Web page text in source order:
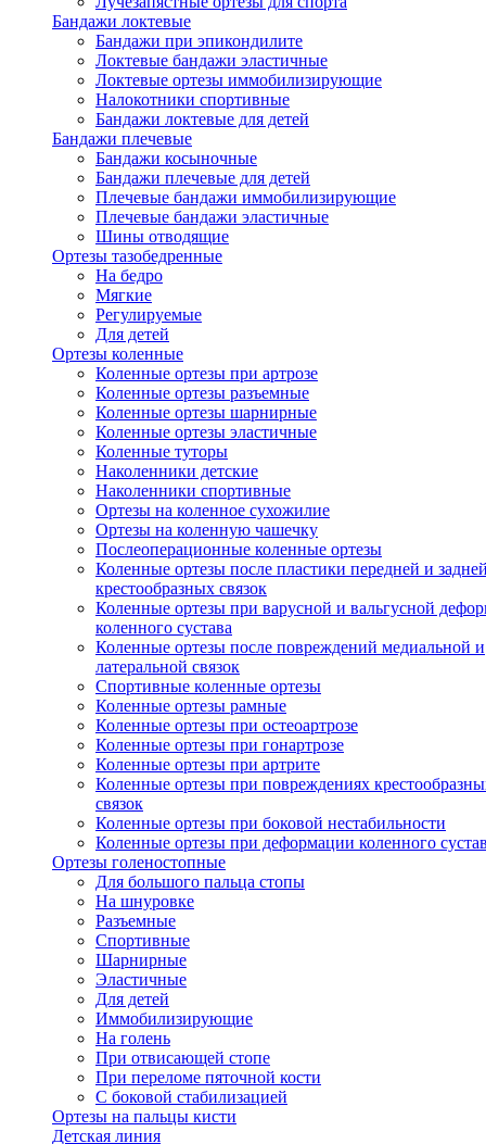
Бандажи локтевые
Бандажи при эпикондилите
Локтевые бандажи эластичные
Локтевые ортезы иммобилизирующие
Налокотники спортивные
Бандажи локтевые для детей
Бандажи плечевые
Бандажи косыночные
Бандажи плечевые для детей
Плечевые бандажи иммобилизирующие
Плечевые бандажи эластичные
Шины отводящие
Ортезы тазобедренные
На бедро
Мягкие
Регулируемые
Для детей
Ортезы коленные
Коленные ортезы при артрозе
Коленные ортезы разъемные
Коленные ортезы шарнирные
Коленные ортезы эластичные
Коленные туторы
Наколенники детские
Наколенники спортивные
Ортезы на коленное сухожилие
Ортезы на коленную чашечку
Послеоперационные коленные ортезы
Коленные ортезы после пластики передней и
крестообразных связок
Коленные ортезы при варусной и вальгусной
коленного сустава
Коленные ортезы после повреждений медиальной и
латеральной связок
Спортивные коленные ортезы
Коленные ортезы рамные
Коленные ортезы при остеоартрозе
Коленные ортезы при гонартрозе
Коленные ортезы при артрите
Коленные ортезы при повреждениях
связок
Коленные ортезы при боковой нестабильности
Коленные ортезы при деформации коленного
Ортезы голеностопные
Для большого пальца стопы
На шнуровке
Разъемные
Спортивные
Шарнирные
Эластичные
Для детей
Иммобилизирующие
На голень
При отвисающей стопе
При переломе пяточной кости
С боковой стабилизацией
Ортезы на пальцы кисти
Детская линия